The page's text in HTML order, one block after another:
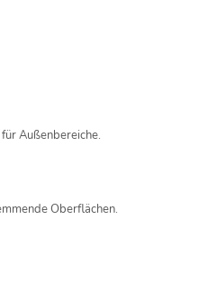
Außenbereiche.
Oberflächen.